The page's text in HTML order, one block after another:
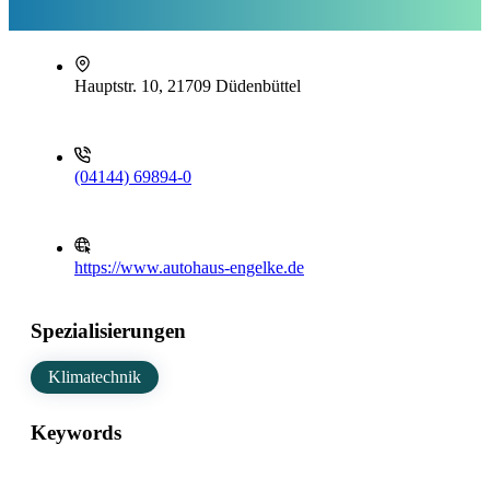
Hauptstr. 10, 21709 Düdenbüttel
(04144) 69894-0
https://www.autohaus-engelke.de
Spezialisierungen
Klimatechnik
Keywords